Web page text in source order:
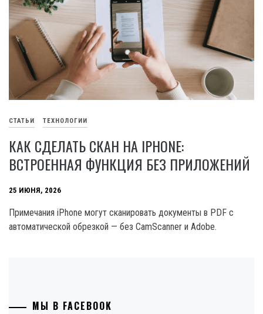
СТАТЬИ ТЕХНОЛОГИИ
КАК СДЕЛАТЬ СКАН НА IPHONE:
ВСТРОЕННАЯ ФУНКЦИЯ БЕЗ ПРИЛОЖЕНИЙ
25 ИЮНЯ, 2026
Примечания iPhone могут сканировать документы в PDF с
автоматической обрезкой — без CamScanner и Adobe.
МЫ В FACEBOOK